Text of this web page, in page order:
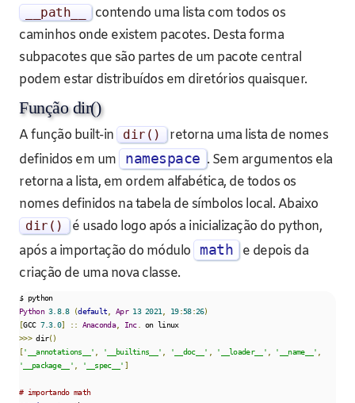
__path__
contendo uma lista com todos os
caminhos onde existem pacotes. Desta forma
subpacotes que são partes de um pacote central
podem estar distribuídos em diretórios quaisquer.
Função dir()
A função built-in dir () retorna uma lista de nomes
definidos em um
namespace . Sem argumentos ela
retorna a lista, em ordem alfabética, de todos os
nomes definidos na tabela de símbolos local. Abaixo
dir () é usado logo após a inicialização do python,
após a importação do módulo
math
e depois da
criação de uma nova classe.
$ python
Python 3.8.8 (default Apr 13 2021 19:58:26)
[GCC 7.3. 0] :: Anaconda, Inc.
on linux
>>> dir()
['__annotations__' '__builtins__' '__doc__' '__loader__' '__name__'
'__package__'
'__spec__' ]
# importando math